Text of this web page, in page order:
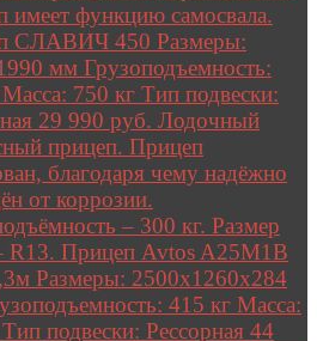
имеет функцию самосвала.
СЛАВИЧ 450 Размеры:
мм Грузоподъемность:
750 кг Тип подвески:
29 990 руб. Лодочный
прицеп. Прицеп
благодаря чему надёжно
от коррозии.
– 300 кг. Размер
R13. Прицеп Avtos A25M1B
Размеры: 2500х1260х284
415 кг Масса:
подвески: Рессорная 44